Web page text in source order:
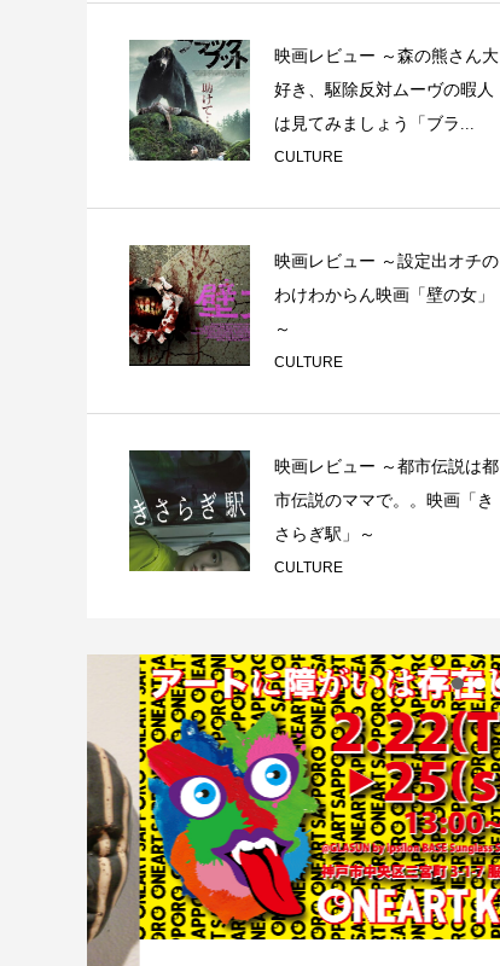
映画レビュー ～森の熊さん大
好き、駆除反対ムーヴの暇人
は見てみましょう「ブラ...
CULTURE
映画レビュー ～設定出オチの
わけわからん映画「壁の女」
～
CULTURE
映画レビュー ～都市伝説は都
市伝説のママで。。映画「き
さらぎ駅」～
CULTURE